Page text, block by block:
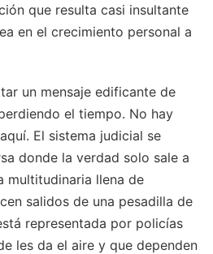
que resulta casi insultante
en el crecimiento personal a
un mensaje edificante de
el tiempo. No hay
El sistema judicial se
donde la verdad solo sale a
multitudinaria llena de
salidos de una pesadilla de
representada por policías
les da el aire y que dependen